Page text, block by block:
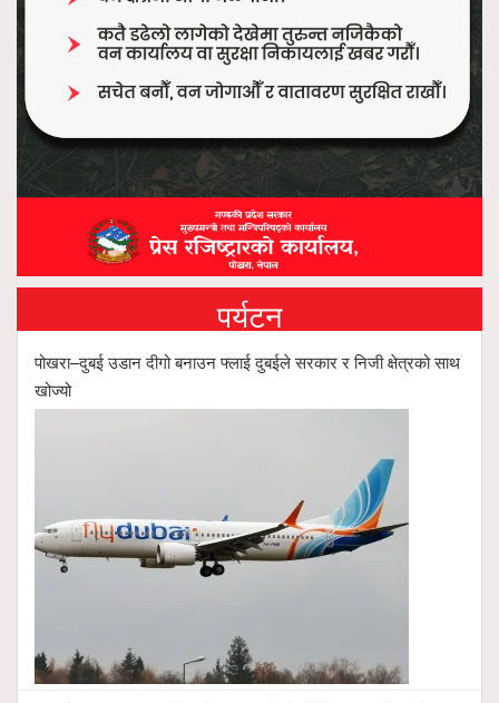
पर्यटन
पोखरा–दुबई उडान दीगो बनाउन फ्लाई दुबईले सरकार र निजी क्षेत्रको साथ
खोज्यो